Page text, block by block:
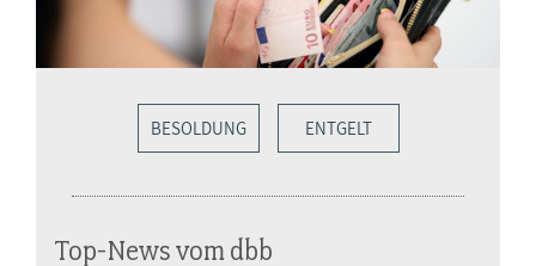
BESOLDUNG ENTGELT
Top-News vom dbb